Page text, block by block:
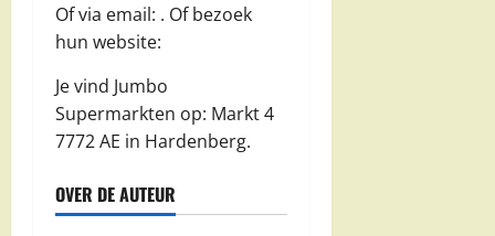
Of via email: . Of bezoek
hun website:
Je vind Jumbo
Supermarkten op: Markt 4
7772 AE in Hardenberg.
OVER DE AUTEUR